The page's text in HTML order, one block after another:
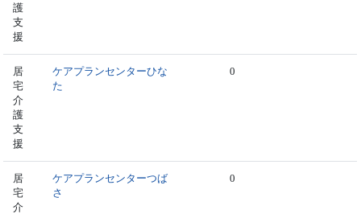
護
支
援
居
宅
介
護
支
援
ケアプランセンターひな
た
0
居
宅
介
ケアプランセンターつば
さ
0